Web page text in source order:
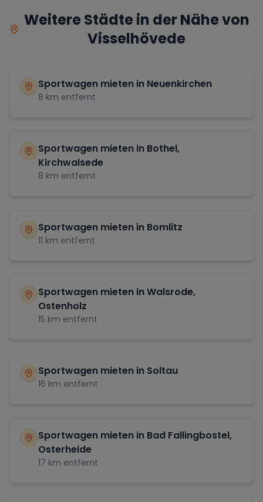
Weitere Städte in der Nähe von
Visselhövede
Sportwagen mieten in Neuenkirchen
8 km entfernt
Sportwagen mieten in Bothel,
Kirchwalsede
8 km entfernt
Sportwagen mieten in Bomlitz
11 km entfernt
Sportwagen mieten inWalsrode,
Ostenholz
15 km entfernt
Sportwagen mieten in Soltau
16 km entfernt
Sportwagen mieten in Bad Fallingbostel,
Osterheide
17 km entfernt